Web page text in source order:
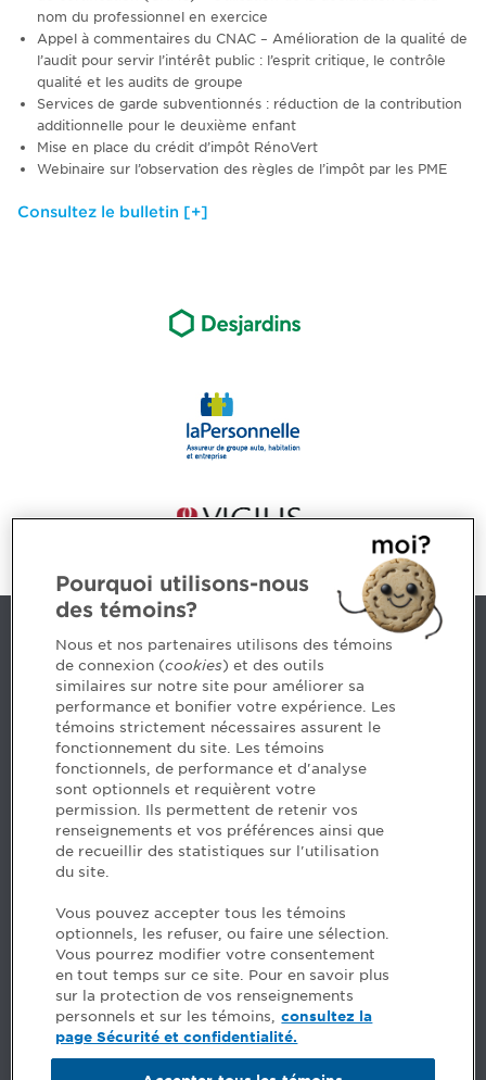
nom du professionnel en exercice
Appel à commentaires du CNAC – Amélioration de la qualité de
l’audit pour servir l’intérêt public : l’esprit critique, le contrôle
qualité et les audits de groupe
Services de garde subventionnés : réduction de la contribution
additionnelle pour le deuxième enfant
Mise en place du crédit d’impôt RénoVert
Webinaire sur l’observation des règles de l’impôt par les PME
Consultez le bulletin [+]
Nous joindre
5, Place Ville Marie, bureau 800, Montréal (Québec)
H3B 2G2
www.cpaquebec.ca
Des questions? Faites appel à notre équipe >
Envie de mettre de l’Ordre dans votre carrière? Voyez
les postes disponibles >
Facebook - Devenir CPA
Instagram
LinkedIn - CPA
LinkedIn - 20 minutes CPA
LinkedIn - Emploi CPA
TikTok
Pourquoi utilisons-nous
des témoins?
Nous et nos partenaires utilisons des témoins
de connexion (cookies) et des outils
similaires sur notre site pour améliorer sa
performance et bonifier votre expérience. Les
témoins strictement nécessaires assurent le
fonctionnement du site. Les témoins
fonctionnels, de performance et d'analyse
sont optionnels et requièrent votre
permission. Ils permettent de retenir vos
renseignements et vos préférences ainsi que
de recueillir des statistiques sur l'utilisation
du site.
Vous pouvez accepter tous les témoins
optionnels, les refuser, ou faire une sélection.
Vous pourrez modifier votre consentement
en tout temps sur ce site. Pour en savoir plus
sur la protection de vos renseignements
personnels et sur les témoins, consultez la
page Sécurité et confidentialité.